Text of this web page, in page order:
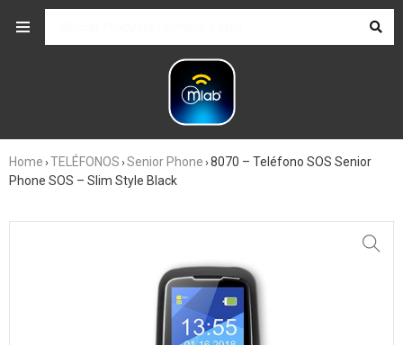
Home ›TELÉFONOS ›Senior Phone ›8070 – Teléfono SOS Senior
Phone SOS – Slim Style Black